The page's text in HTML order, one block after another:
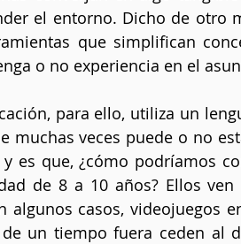
el entorno. Dicho de otro
que simplifican
o no experiencia en el
para ello, utiliza un
muchas veces puede o no
es que, ¿cómo podríamos
de 8 a 10 años? Ellos ven
algunos casos, videojuegos
un tiempo fuera ceden al